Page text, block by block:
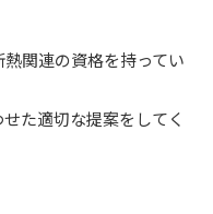
関連の資格を持ってい
た適切な提案をしてく